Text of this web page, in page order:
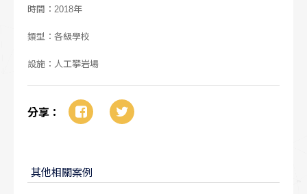
時間：2018年
類型：各級學校
設施：人工攀岩場
分享：
其他相關案例